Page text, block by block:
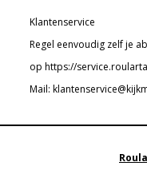
Klantenservice
Regel eenvoudig zelf je
op https://
Mail: